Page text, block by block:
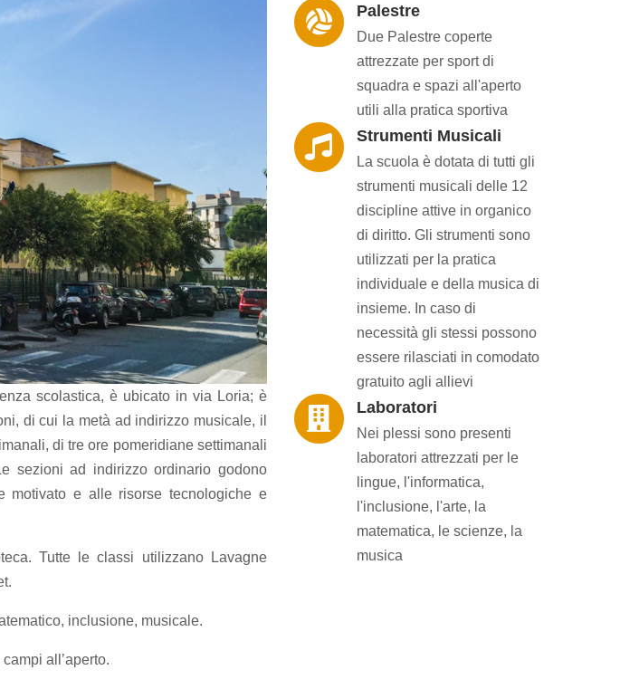
scolastica, è ubicato in via Loria; è
di cui la metà ad indirizzo musicale, il
di tre ore pomeridiane settimanali
sezioni ad indirizzo ordinario godono
motivato e alle risorse tecnologiche e
Tutte le classi utilizzano Lavagne
inclusione, musicale.
all’aperto.
Palestre
Due Palestre coperte
attrezzate per sport di
squadra e spazi all'aperto
utili alla pratica sportiva
Strumenti Musicali
La scuola è dotata di tutti gli
strumenti musicali delle 12
discipline attive in organico
di diritto. Gli strumenti sono
utilizzati per la pratica
individuale e della musica di
insieme. In caso di
necessità gli stessi possono
essere rilasciati in comodato
gratuito agli allievi
Laboratori
Nei plessi sono presenti
laboratori attrezzati per le
lingue, l'informatica,
l'inclusione, l'arte, la
matematica, le scienze, la
musica